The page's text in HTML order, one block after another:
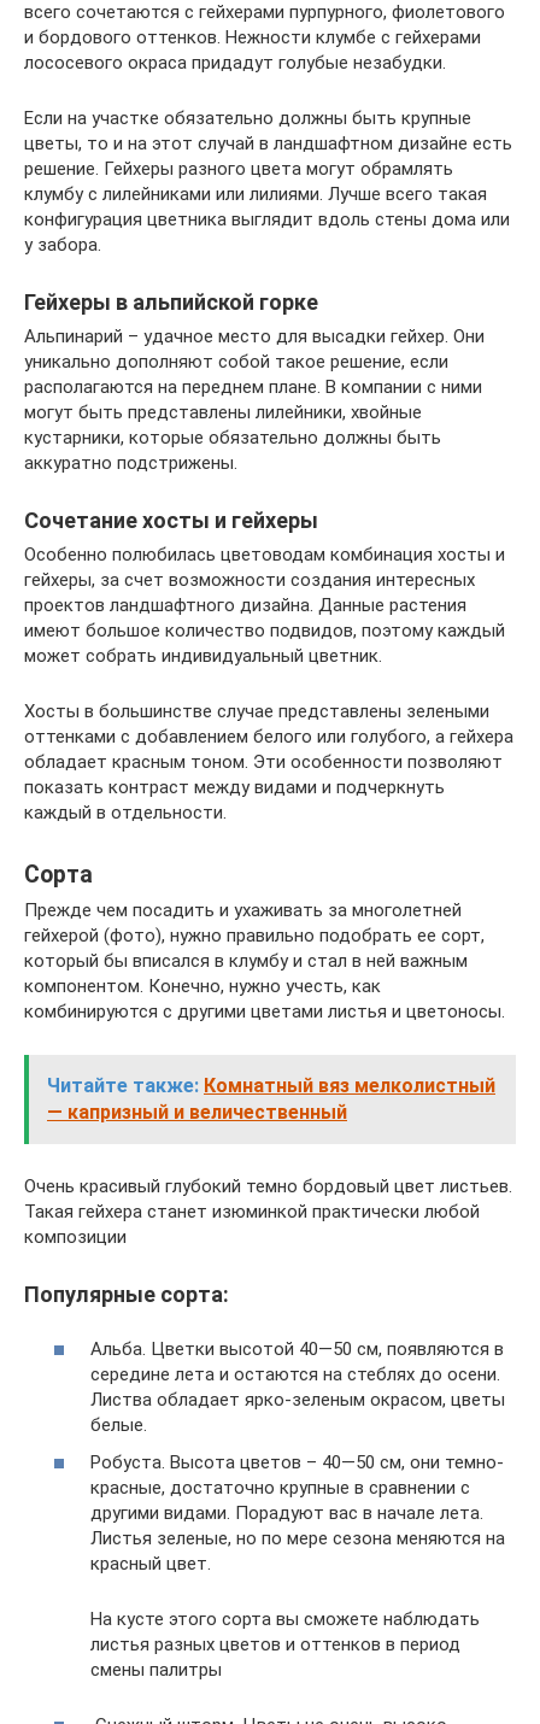
всего сочетаются с гейхерами пурпурного, фиолетового
и бордового оттенков. Нежности клумбе с гейхерами
лососевого окраса придадут голубые незабудки.
Если на участке обязательно должны быть крупные
цветы, то и на этот случай в ландшафтном дизайне есть
решение. Гейхеры разного цвета могут обрамлять
клумбу с лилейниками или лилиями. Лучше всего такая
конфигурация цветника выглядит вдоль стены дома или
у забора.
Гейхеры в альпийской горке
Альпинарий – удачное место для высадки гейхер. Они
уникально дополняют собой такое решение, если
располагаются на переднем плане. В компании с ними
могут быть представлены лилейники, хвойные
кустарники, которые обязательно должны быть
аккуратно подстрижены.
Сочетание хосты и гейхеры
Особенно полюбилась цветоводам комбинация хосты и
гейхеры, за счет возможности создания интересных
проектов ландшафтного дизайна. Данные растения
имеют большое количество подвидов, поэтому каждый
может собрать индивидуальный цветник.
Хосты в большинстве случае представлены зелеными
оттенками с добавлением белого или голубого, а гейхера
обладает красным тоном. Эти особенности позволяют
показать контраст между видами и подчеркнуть
каждый в отдельности.
Сорта
Прежде чем посадить и ухаживать за многолетней
гейхерой (фото), нужно правильно подобрать ее сорт,
который бы вписался в клумбу и стал в ней важным
компонентом. Конечно, нужно учесть, как
комбинируются с другими цветами листья и цветоносы.
Читайте также: Комнатный вяз мелколистный
— капризный и величественный
Очень красивый глубокий темно бордовый цвет листьев.
Такая гейхера станет изюминкой практически любой
композиции
Популярные сорта:
Альба. Цветки высотой 40—50 см, появляются в
середине лета и остаются на стеблях до осени.
Листва обладает ярко-зеленым окрасом, цветы
белые.
Робуста. Высота цветов – 40—50 см, они темно-
красные, достаточно крупные в сравнении с
другими видами. Порадуют вас в начале лета.
Листья зеленые, но по мере сезона меняются на
красный цвет.
На кусте этого сорта вы сможете наблюдать
листья разных цветов и оттенков в период
смены палитры